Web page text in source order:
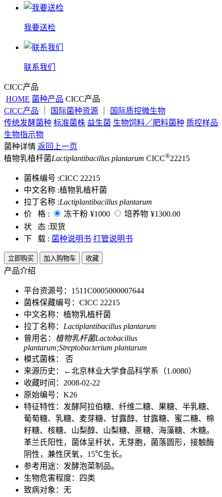
我要送检
联系我们
CICC产品
HOME 菌种产品 CICC产品
CICC产品
国际菌种资源
国际质控微生物
传统发酵菌种 标准菌株 益生菌 生物饲料／肥料菌种 质控样品
生物指示物
菌种详情 返回上一页
植物乳植杆菌Lactiplantibacillus plantarum CICC®22215
菌株编号 :CICC 22215
中文名称 :植物乳植杆菌
拉丁名称 :Lactiplantibacillus plantarum
价 格 :
冻干粉 ¥1000 培养物 ¥1300.00
状 态 :现货
下 载 : 菌种说明书 打管说明书
立即购买 加入购物车 收藏
产品介绍
平台资源号：1511C0005000007644
菌株保藏编号：CICC 22215
中文名称：植物乳植杆菌
拉丁名称： Lactiplantibacillus plantarum
曾用名： 植物乳杆菌Lactobacillus
plantarum;Streptobacterium plantarum
模式菌株： 否
来源历史：←北京林业大学食品科学系（1.0080）
收藏时间：2008-02-22
原始编号：K26
特征特性：发酵阿拉伯糖、纤维二糖、果糖、半乳糖、
葡萄糖、乳糖、麦芽糖、甘露醇、甘露糖、蜜二糖、棉
籽糖、核糖、山梨醇、山梨糖、蔗糖、海藻糖、木糖。
革兰氏阳性，菌体呈杆状，无芽胞，菌落圆形，接触酶
阴性，兼性厌氧，15℃生长。
参考用途：发酵泡菜制品。
生物危害程度：四类
致病对象：无